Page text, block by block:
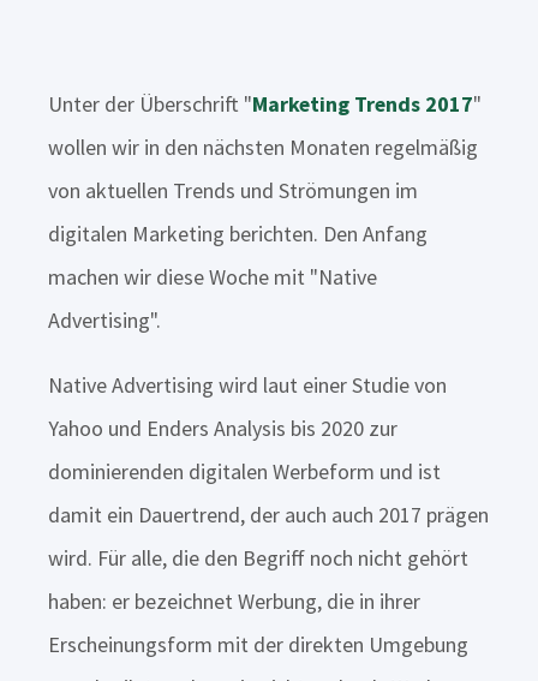
Unter der Überschrift "Marketing Trends 2017"
wollen wir in den nächsten Monaten regelmäßig
von aktuellen Trends und Strömungen im
digitalen Marketing berichten. Den Anfang
machen wir diese Woche mit "Native
Advertising".
Native Advertising wird laut einer Studie von
Yahoo und Enders Analysis bis 2020 zur
dominierenden digitalen Werbeform und ist
damit ein Dauertrend, der auch auch 2017 prägen
wird. Für alle, die den Begriff noch nicht gehört
haben: er bezeichnet Werbung, die in ihrer
Erscheinungsform mit der direkten Umgebung